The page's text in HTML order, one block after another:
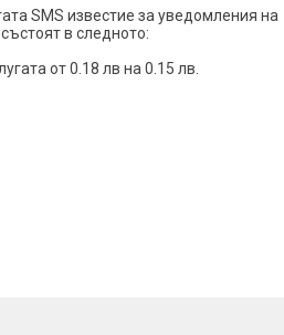
SMS известие за уведомления на
в следното:
от 0.18 лв на 0.15 лв.